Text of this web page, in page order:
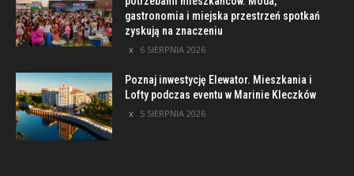
gastronomia i miejska przestrzeń spotkań
zyskują na znaczeniu
6 SIERPNIA 2026
Poznaj inwestycję Elewator. Mieszkania i
Lofty podczas eventu w Marinie Kleczków
5 SIERPNIA 2026